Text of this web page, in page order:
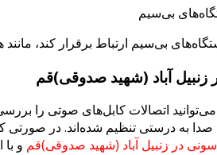
بی‌سیم
بی‌سیم ارتباط برقرار کند،
آباد (شهید صدوقی)قم
اتصالات کابل‌های صوتی را
به درستی تنظیم شده‌اند. در صورتی
سونی در زنبیل آباد (شهید صدوقی)قم و